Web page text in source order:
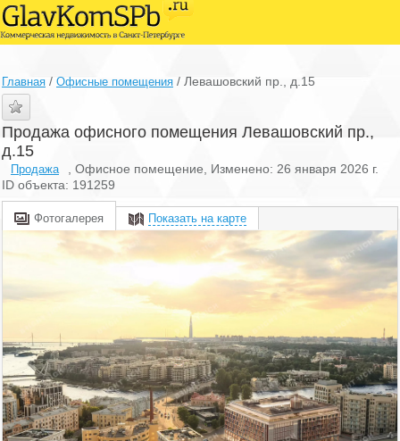
Главная / Офисные помещения / Левашовский пр., д.15
Продажа офисного помещения Левашовский пр.,
д.15
Продажа
, Офисное помещение, Изменено: 26 января 2026 г.
ID объекта: 191259
Фотогалерея Показать на карте